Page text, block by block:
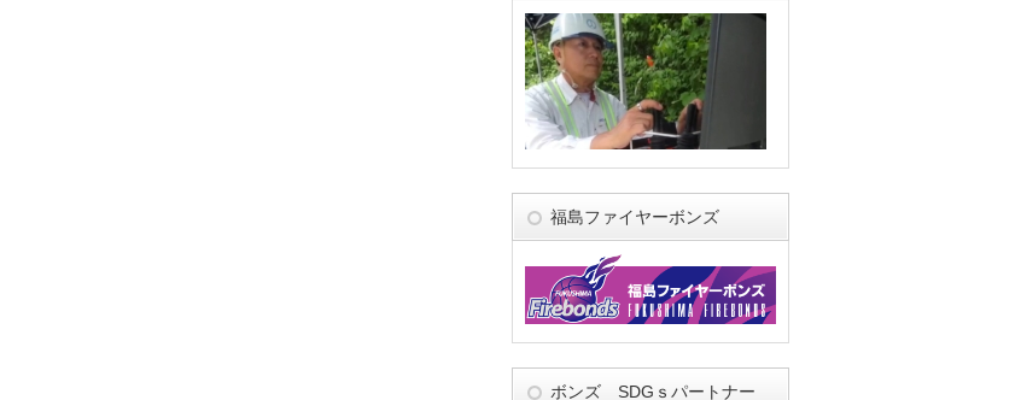
福島ファイヤーボンズ
ボンズ SDGｓパートナー